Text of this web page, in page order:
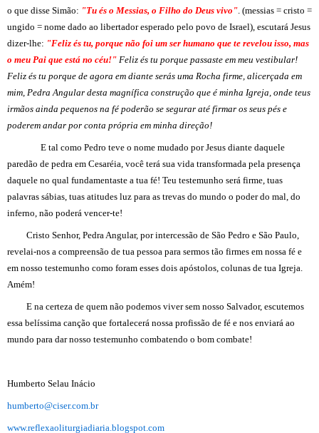
o que disse Simão: "Tu és o Messias, o Filho do Deus vivo" . (messias = cristo =
ungido = nome dado ao libertador esperado pelo povo de Israel), escutará Jesus
dizer-lhe: "Feliz és tu, porque não foi um ser humano que te revelou isso, mas
o meu Pai que está no céu!" Feliz és tu porque passaste em meu vestibular!
Feliz és tu porque de agora em diante serás uma Rocha firme, alicerçada em
mim, Pedra Angular desta magnífica construção que é minha Igreja, onde teus
irmãos ainda pequenos na fé poderão se segurar até firmar os seus pés e
poderem andar por conta própria em minha direção!
E tal como Pedro teve o nome mudado por Jesus diante daquele
paredão de pedra em Cesaréia, você terá sua vida transformada pela presença
daquele no qual fundamentaste a tua fé! Teu testemunho será firme, tuas
palavras sábias, tuas atitudes luz para as trevas do mundo o poder do mal, do
inferno, não poderá vencer-te!
Cristo Senhor, Pedra Angular, por intercessão de São Pedro e São Paulo,
revelai-nos a compreensão de tua pessoa para sermos tão firmes em nossa fé e
em nosso testemunho como foram esses dois apóstolos, colunas de tua Igreja.
Amém!
E na certeza de quem não podemos viver sem nosso Salvador, escutemos
essa belíssima canção que fortalecerá nossa profissão de fé e nos enviará ao
mundo para dar nosso testemunho combatendo o bom combate!
Humberto Selau Inácio
humberto@ciser.com.br
www.reflexaoliturgiadiaria.blogspot.com